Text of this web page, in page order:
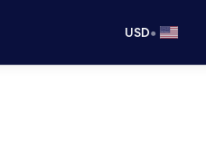
USD•